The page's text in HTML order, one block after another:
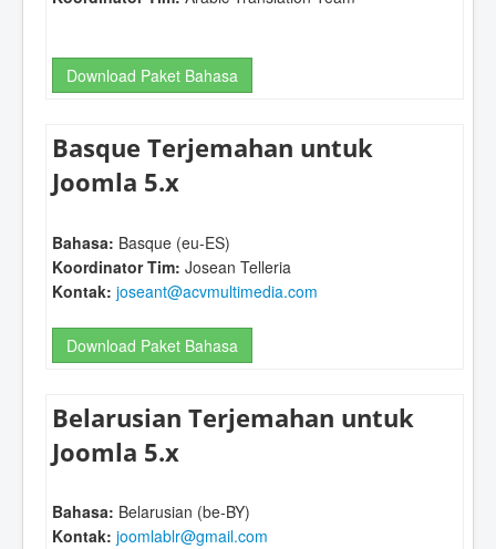
Download Paket Bahasa
Basque Terjemahan untuk
Joomla 5.x
Bahasa: Basque (eu-ES)
Koordinator Tim: Josean Telleria
Kontak: joseant@acvmultimedia.com
Download Paket Bahasa
Belarusian Terjemahan untuk
Joomla 5.x
Bahasa: Belarusian (be-BY)
Kontak: joomlablr@gmail.com